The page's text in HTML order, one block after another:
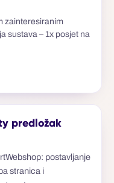
zainteresiranim
sustava – 1x posjet na
predložak
postavljanje
stranica i